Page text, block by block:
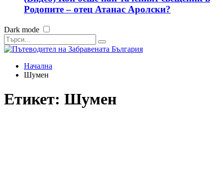
Родопите – отец Атанас Аролски?
Dark mode
Начална
Шумен
Етикет: Шумен